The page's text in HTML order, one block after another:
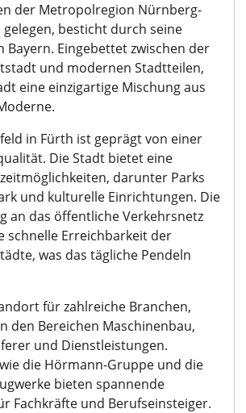
der Metropolregion Nürnberg-
besticht durch seine
Bayern. Eingebettet zwischen der
und modernen Stadtteilen,
eine einzigartige Mischung aus
in Fürth ist geprägt von einer
Die Stadt bietet eine
darunter Parks
und kulturelle Einrichtungen. Die
an das öffentliche Verkehrsnetz
schnelle Erreichbarkeit der
was das tägliche Pendeln
für zahlreiche Branchen,
den Bereichen Maschinenbau,
und Dienstleistungen.
die Hörmann-Gruppe und die
bieten spannende
Fachkräfte und Berufseinsteiger.